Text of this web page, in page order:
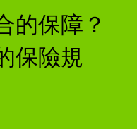
的保障？
保險規